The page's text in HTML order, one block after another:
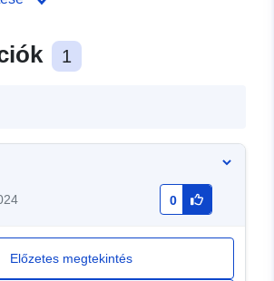
1
0
Előzetes megtekintés